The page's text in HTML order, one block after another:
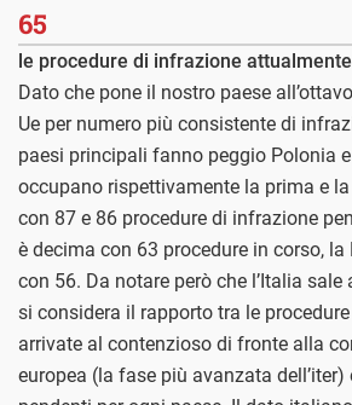
65
le procedure di infrazione
Dato che pone il nostro paese
Ue per numero più consistente di
paesi principali fanno peggio Polonia
occupano rispettivamente la prima e
con 87 e 86 procedure di infrazione
è decima con 63 procedure in corso,
con 56. Da notare però che l’Italia
si considera il rapporto tra le
arrivate al contenzioso di fronte alla
europea (la fase più avanzata